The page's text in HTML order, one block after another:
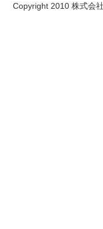
Copyright 2010 株式会